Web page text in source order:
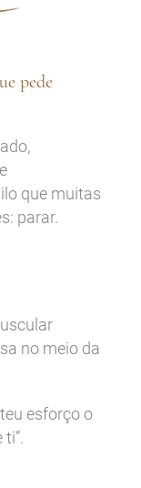
pede
que muitas
parar.
no meio da
esforço o